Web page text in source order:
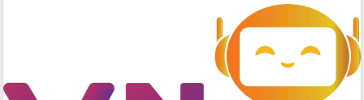
Đảng từ Sổ tay đảng viên điện tử